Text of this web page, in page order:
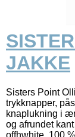
JAKKE
Sisters Point
trykknapper,
knaplukning i
og afrundet
offhwhite. 100